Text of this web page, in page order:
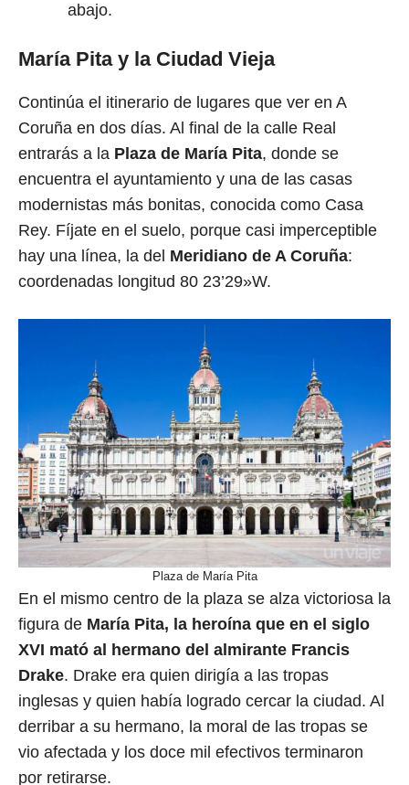
abajo.
María Pita y la Ciudad Vieja
Continúa el itinerario de lugares que ver en A
Coruña en dos días. Al final de la calle Real
entrarás a la Plaza de María Pita, donde se
encuentra el ayuntamiento y una de las casas
modernistas más bonitas, conocida como Casa
Rey. Fíjate en el suelo, porque casi imperceptible
hay una línea, la del Meridiano de A Coruña:
coordenadas longitud 80 23’29»W.
Plaza de María Pita
En el mismo centro de la plaza se alza victoriosa la
figura de María Pita, la heroína que en el siglo
XVI mató al hermano del almirante Francis
Drake. Drake era quien dirigía a las tropas
inglesas y quien había logrado cercar la ciudad. Al
derribar a su hermano, la moral de las tropas se
vio afectada y los doce mil efectivos terminaron
por retirarse.